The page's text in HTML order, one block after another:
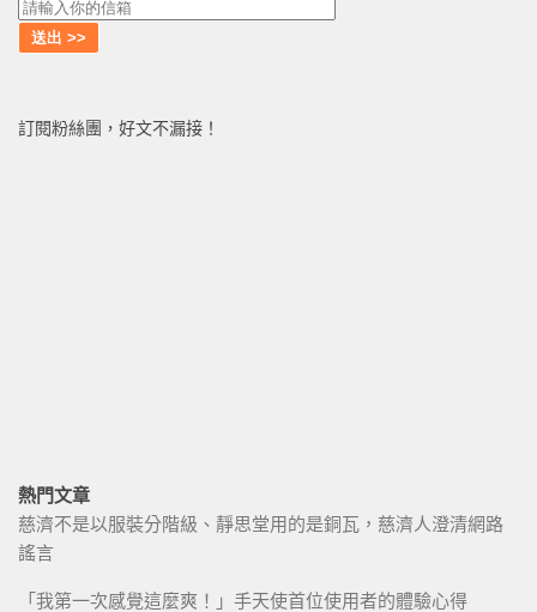
訂閱粉絲團，好文不漏接！
熱門文章
慈濟不是以服裝分階級、靜思堂用的是銅瓦，慈濟人澄清網路
謠言
「我第一次感覺這麼爽！」手天使首位使用者的體驗心得